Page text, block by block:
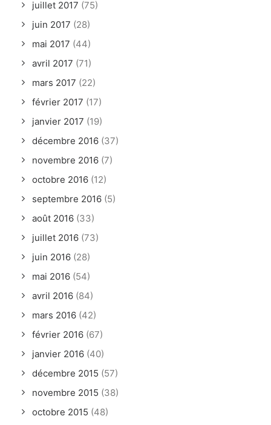
juillet 2017 (75)
juin 2017 (28)
mai 2017 (44)
avril 2017 (71)
mars 2017 (22)
février 2017 (17)
janvier 2017 (19)
décembre 2016 (37)
novembre 2016 (7)
octobre 2016 (12)
septembre 2016 (5)
août 2016 (33)
juillet 2016 (73)
juin 2016 (28)
mai 2016 (54)
avril 2016 (84)
mars 2016 (42)
février 2016 (67)
janvier 2016 (40)
décembre 2015 (57)
novembre 2015 (38)
octobre 2015 (48)